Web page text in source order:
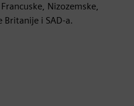
Nizozemske,
Britanije i SAD-a.